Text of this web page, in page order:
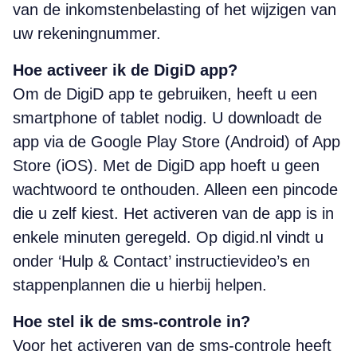
van de inkomstenbelasting of het wijzigen van
uw rekeningnummer.
Hoe activeer ik de DigiD app?
Om de DigiD app te gebruiken, heeft u een
smartphone of tablet nodig. U downloadt de
app via de Google Play Store (Android) of App
Store (iOS). Met de DigiD app hoeft u geen
wachtwoord te onthouden. Alleen een pincode
die u zelf kiest. Het activeren van de app is in
enkele minuten geregeld. Op digid.nl vindt u
onder ‘Hulp & Contact’ instructievideo’s en
stappenplannen die u hierbij helpen.
Hoe stel ik de sms-controle in?
Voor het activeren van de sms-controle heeft